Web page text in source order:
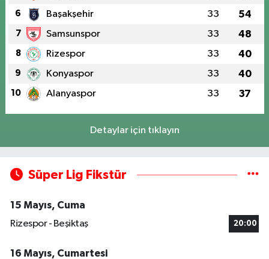
6 Başakşehir 33 54
7 Samsunspor 33 48
8 Rizespor 33 40
9 Konyaspor 33 40
10 Alanyaspor 33 37
Detaylar için tıklayın
Süper Lig Fikstür
15 Mayıs, Cuma
Rizespor - Beşiktaş
20:00
16 Mayıs, Cumartesi